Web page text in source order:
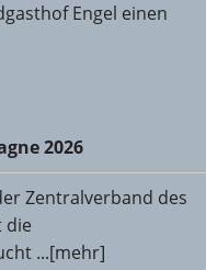
Engel einen
20262026
Zentralverband des
die
...[mehr]